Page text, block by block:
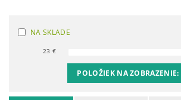
NA SKLADE
23 €
POLOŽIEK NA ZOBRAZENIE: